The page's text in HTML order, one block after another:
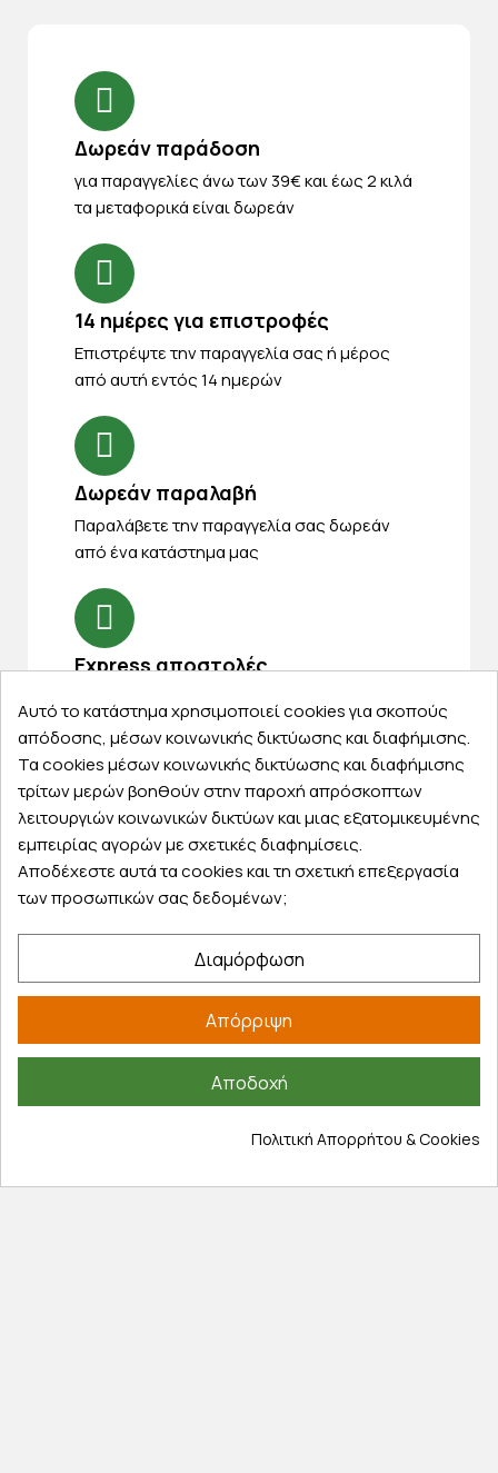
Δωρεάν παράδοση
για παραγγελίες άνω των 39€ και έως 2 κιλά
τα μεταφορικά είναι δωρεάν
14 ημέρες για επιστροφές
Eπιστρέψτε την παραγγελία σας ή μέρος
από αυτή εντός 14 ημερών
Δωρεάν παραλαβή
Παραλάβετε την παραγγελία σας δωρεάν
από ένα κατάστημα μας
Express αποστολές
Κάντε σήμερα την παραγγελία σας και
παραλάβετε αύριο στην πόρτα σας
Εξυπηρέτηση πελατών
Λογαριασμός
Τα αγαπημένα μου
Τρόποι παραγγελίας
Τρόποι πληρωμής
Επιστροφές προϊοντων
Αυτό το κατάστημα χρησιμοποιεί cookies για σκοπούς
απόδοσης, μέσων κοινωνικής δικτύωσης και διαφήμισης.
Τα cookies μέσων κοινωνικής δικτύωσης και διαφήμισης
τρίτων μερών βοηθούν στην παροχή απρόσκοπτων
λειτουργιών κοινωνικών δικτύων και μιας εξατομικευμένης
εμπειρίας αγορών με σχετικές διαφημίσεις.
Αποδέχεστε αυτά τα cookies και τη σχετική επεξεργασία
των προσωπικών σας δεδομένων;
Διαμόρφωση
Απόρριψη
Αποδοχή
Πολιτική Απορρήτου & Cookies